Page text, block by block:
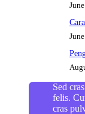
Sed
felis.
cras